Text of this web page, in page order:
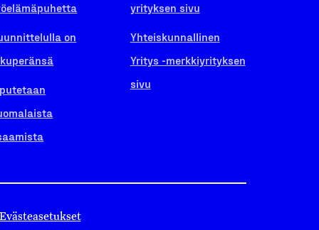
on
yrityksen sivu
Yhteiskunnallinen
Yritys -merkkiyrityksen
sivu